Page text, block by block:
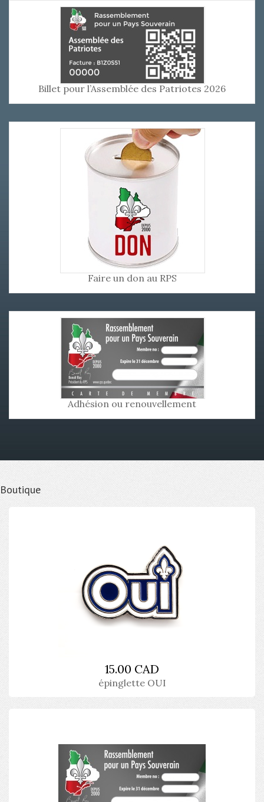
Billet pour l’Assemblée des Patriotes 2026
Faire un don au RPS
Adhésion ou renouvellement
Boutique
15.00 CAD
épinglette OUI